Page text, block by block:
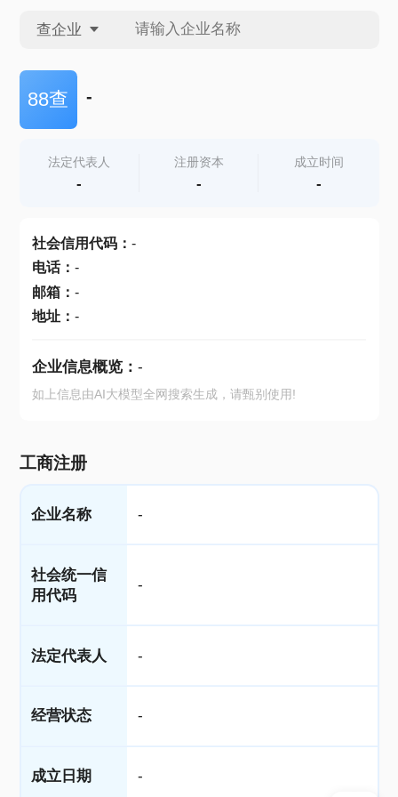
查企业
查企业
查产地
88查 -
法定代表人
-
注册资本
-
成立时间
-
社会信用代码： -
电话： -
邮箱： -
地址： -
企业信息概览： -
如上信息由AI大模型全网搜索生成，请甄别使用!
工商注册
企业名称 -
社会统一信
用代码
-
法定代表人 -
经营状态 -
成立日期 -